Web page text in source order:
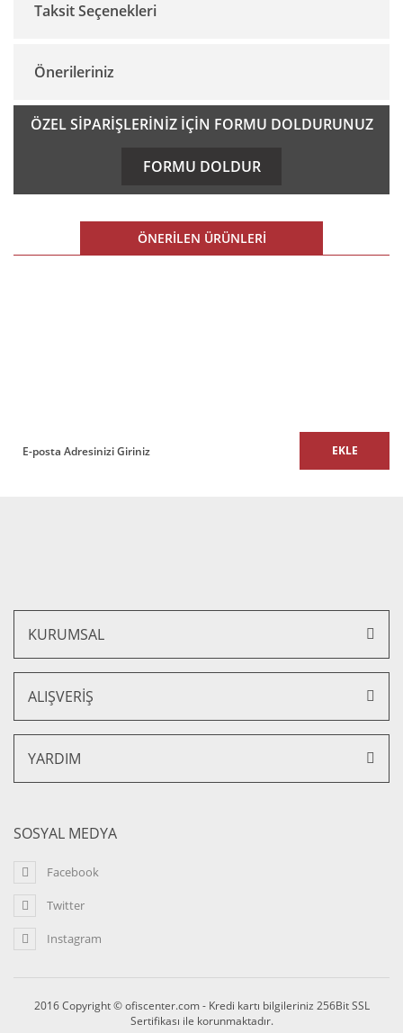
Bu ürüne ilk yorumu siz yapın!
Taksit Seçenekleri
Önerileriniz
Bu ürünün fiyat bilgisi, resim, ürün açıklamalarında ve diğer
konularda yetersiz gördüğünüz noktaları öneri formunu
kullanarak tarafımıza iletebilirsiniz.
Ürün resmi kalitesiz, bozuk veya görüntülenemiyor.
Ürün açıklamasında eksik bilgiler bulunuyor.
ÖZEL SİPARİŞLERİNİZ İÇİN FORMU DOLDURUNUZ
FORMU DOLDUR
ÖNERİLEN ÜRÜNLERİ
9.900,00 TL + KDV
8.415,00 TL + KDV
9.500,00 TL + KDV
EKLE
KURUMSAL
ALIŞVERİŞ
YARDIM
SOSYAL MEDYA
Facebook
Twitter
Instagram
2016 Copyright © ofiscenter.com - Kredi kartı bilgileriniz 256Bit SSL
Sertifikası ile korunmaktadır.